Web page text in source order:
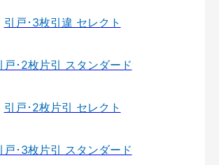
引戸･3枚引違 セレクト
戸･2枚片引 スタンダード
引戸･2枚片引 セレクト
戸･3枚片引 スタンダード